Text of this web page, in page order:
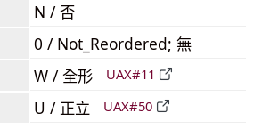
N / 否
0 / Not_Reordered; 無
W / 全形 UAX#11
U / 正立 UAX#50